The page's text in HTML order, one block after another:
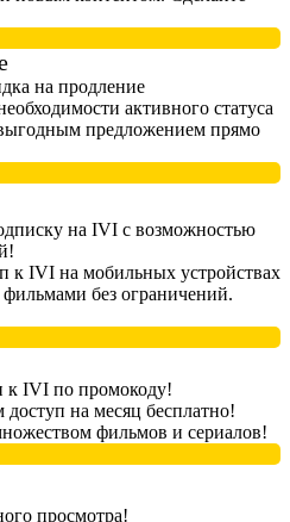
на продление
активного статуса
предложением прямо
на IVI с возможностью
к IVI на мобильных устройствах
без ограничений.
к IVI по промокоду!
на месяц бесплатно!
фильмов и сериалов!
просмотра!